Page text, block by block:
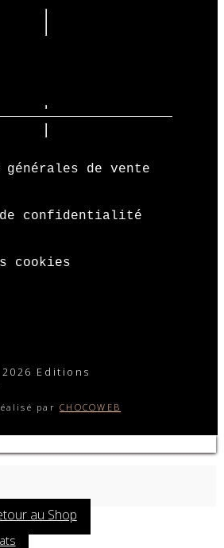
générales de vente
confidentialité
cookies
Editions
parCHOCOWEB
au Shop